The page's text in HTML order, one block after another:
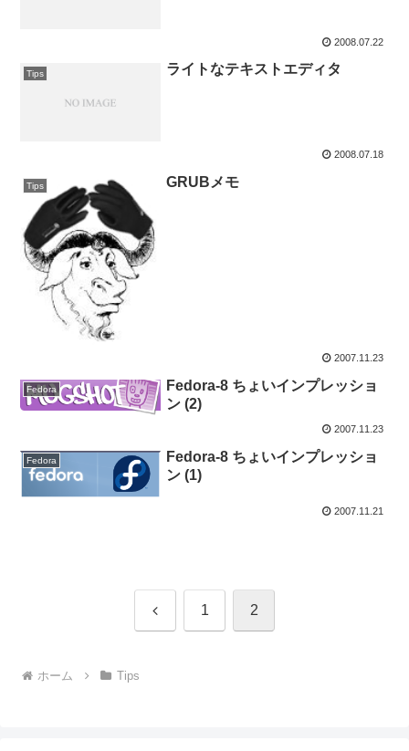
2008.07.22
Tips ライトなテキストエディタ
2008.07.18
Tips GRUBメモ
2007.11.23
Fedora
Fedora-8 ちょいインプレッショ
ン (2)
2007.11.23
Fedora
Fedora-8 ちょいインプレッショ
ン (1)
2007.11.21
前 1 2
ホーム Tips